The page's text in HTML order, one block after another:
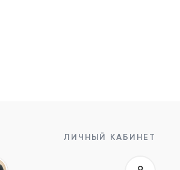
ЛИЧНЫЙ КАБИНЕТ